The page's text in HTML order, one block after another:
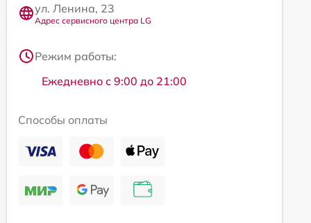
ул. Ленина, 23
Адрес сервисного центра LG
Режим работы:
Ежедневно с 9:00 до 21:00
Способы оплаты